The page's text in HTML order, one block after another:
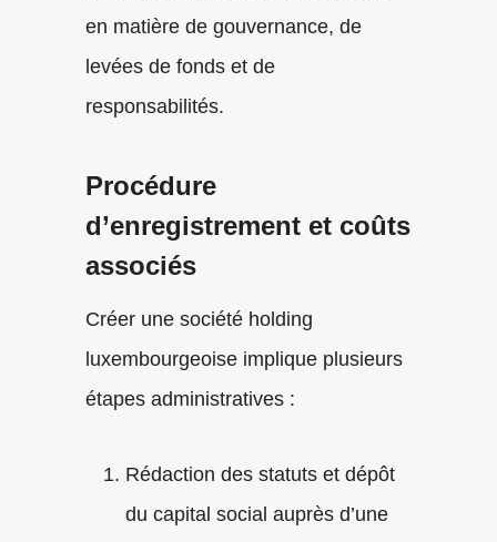
en matière de gouvernance, de
levées de fonds et de
responsabilités.
Procédure
d’enregistrement et coûts
associés
Créer une société holding
luxembourgeoise implique plusieurs
étapes administratives :
Rédaction des statuts et dépôt
du capital social auprès d’une